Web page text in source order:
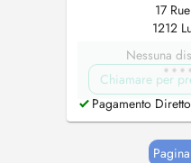
17
1212
Nessuna
Chiamare per
Pagamento